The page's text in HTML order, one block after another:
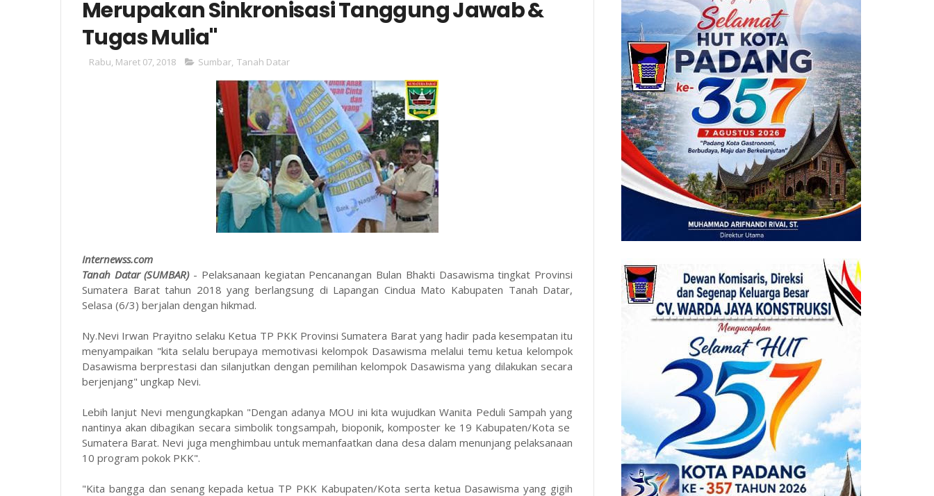
Merupakan Sinkronisasi Tanggung Jawab &
Tugas Mulia"
Rabu, Maret 07, 2018 Sumbar, Tanah Datar
Internewss.com
Tanah Datar (SUMBAR)- Pelaksanaan kegiatan Pencanangan Bulan Bhakti Dasawisma tingkat Provinsi
Sumatera Barat tahun 2018 yang berlangsung di Lapangan Cindua Mato Kabupaten Tanah Datar,
Selasa (6/3) berjalan dengan hikmad.
Ny.Nevi Irwan Prayitno selaku Ketua TP PKK Provinsi Sumatera Barat yang hadir pada kesempatan itu
menyampaikan "kita selalu berupaya memotivasi kelompok Dasawisma melalui temu ketua kelompok
Dasawisma berprestasi dan silanjutkan dengan pemilihan kelompok Dasawisma yang dilakukan secara
berjenjang" ungkap Nevi.
Lebih lanjut Nevi mengungkapkan "Dengan adanya MOU ini kita wujudkan Wanita Peduli Sampah yang
nantinya akan dibagikan secara simbolik tongsampah, bioponik, komposter ke 19 Kabupaten/Kota se
Sumatera Barat. Nevi juga menghimbau untuk memanfaatkan dana desa dalam menunjang pelaksanaan
10 program pokok PKK".
"Kita bangga dan senang kepada ketua TP PKK Kabupaten/Kota serta ketua Dasawisma yang gigih